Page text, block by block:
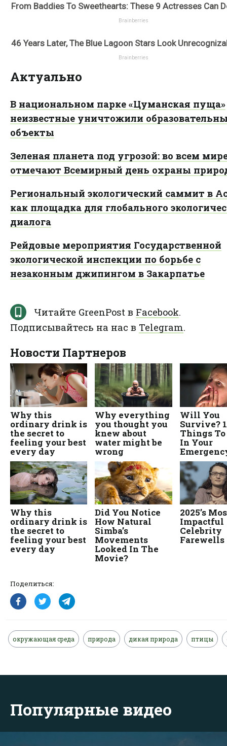
Поделиться:
окружающая среда природа дикая природа птицы
Актуально
В национальном парке «Цуманская пуща»
неизвестные уничтожили
объекты
Зеленая планета под угрозой: во всем
отмечают Всемирный день охраны
Региональный экологический саммит в
как площадка для глобального
диалога
Рейдовые мероприятия Государственной
экологической инспекции по борьбе с
незаконным джипингом в Закарпатье
Читайте GreenPost в Facebook.
Подписывайтесь на нас в Telegram.
Популярные видео